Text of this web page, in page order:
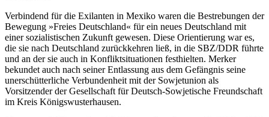
Verbindend für die Exilanten in Mexiko waren die Bestrebungen der
Bewegung »Freies Deutschland« für ein neues Deutschland mit
einer sozialistischen Zukunft gewesen. Diese Orientierung war es,
die sie nach Deutschland zurückkehren ließ, in die SBZ/DDR führte
und an der sie auch in Konfliktsituationen festhielten. Merker
bekundet auch nach seiner Entlassung aus dem Gefängnis seine
unerschütterliche Verbundenheit mit der Sowjetunion als
Vorsitzender der Gesellschaft für Deutsch-Sowjetische Freundschaft
im Kreis Königswusterhausen.